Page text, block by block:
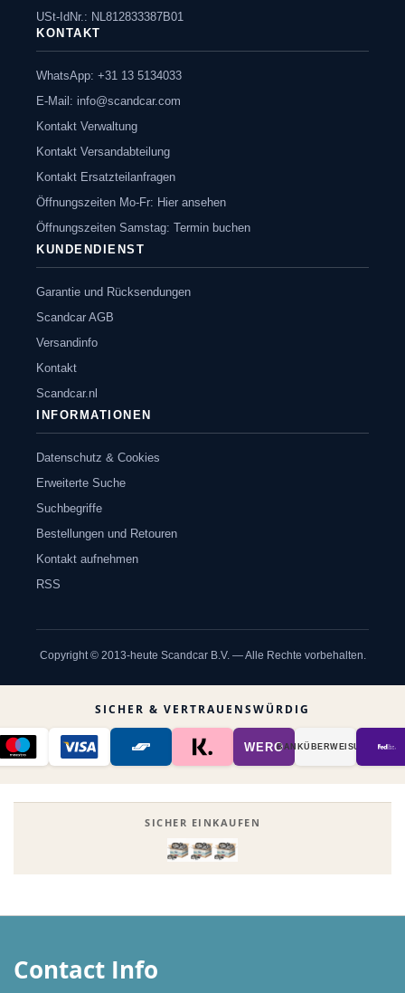
USt-IdNr.: NL812833387B01
KONTAKT
WhatsApp: +31 13 5134033
E-Mail: info@scandcar.com
Kontakt Verwaltung
Kontakt Versandabteilung
Kontakt Ersatzteilanfragen
Öffnungszeiten Mo-Fr: Hier ansehen
Öffnungszeiten Samstag: Termin buchen
KUNDENDIENST
Garantie und Rücksendungen
Scandcar AGB
Versandinfo
Kontakt
Scandcar.nl
INFORMATIONEN
Datenschutz & Cookies
Erweiterte Suche
Suchbegriffe
Bestellungen und Retouren
Kontakt aufnehmen
RSS
Copyright © 2013-heute Scandcar B.V. — Alle Rechte vorbehalten.
SICHER & VERTRAUENSWÜRDIG
WEROBANK­ÜBER­WEISUNG
SICHER EINKAUFEN
Contact Info